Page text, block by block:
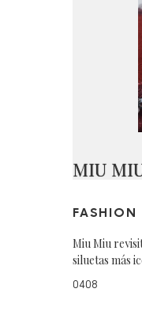
MIU
FASHION
Miu Miu
siluetas más
0408